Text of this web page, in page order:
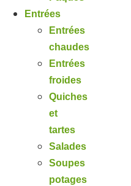
Entrées
Entrées
chaudes
Entrées
froides
Quiches
et
tartes
Salades
Soupes
potages